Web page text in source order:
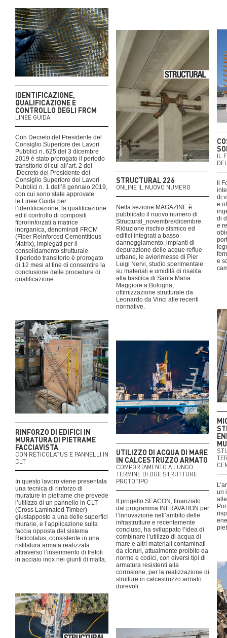
IDENTIFICAZIONE,
QUALIFICAZIONE E
CONTROLLO DEGLI FRCM
LINEE GUIDA
Con Decreto del Presidente del
Consiglio Superiore dei Lavori
Pubblici n. 625 del 3 dicembre
2019 è stato prorogato il periodo
transitorio di cui all’art. 2 del
Decreto del Presidente del
Consiglio Superiore dei Lavori
Pubblici n. 1 dell’8 gennaio 2019,
con cui sono state approvate
le Linee Guida per
l’identificazione, la qualificazione
ed il controllo di compositi
fibrorinforzati a matrice
inorganica, denominati FRCM
(Fiber Reinforced Cementitious
Matrix), impiegati per il
consolidamento strutturale.
Il periodo transitorio è prorogato
di 12 mesi al fine di consentire la
conclusione delle procedure di
qualificazione.
IL
Il
di
e
di
e
e
STRUCTURAL 226
ONLINE IL NUOVO NUMERO
Nella sezione MAGAZINE è
pubblicato il nuovo numero di
Structural_novembre/dicembre.
Riduzione rischio sismico ed
edifici integrati a basso
danneggiamento, impianti di
depurazione delle acque reflue
urbane, le aviorimesse di Pier
Luigi Nervi, studio sperimentale
su materiali e umidità di risalita
alla basilica di Santa Maria
Maggiore a Bologna,
ottimizzazione strutturale da
Leonardo da Vinci alle recenti
normative.
un
RINFORZO DI EDIFICI IN
MURATURA DI PIETRAME
FACCIAVISTA
CON RETICOLATUS E PANNELLI IN
CLT
In questo lavoro viene presentata
una tecnica di rinforzo di
murature in pietrame che prevede
l’utilizzo di un pannello in CLT
(Cross Laminated Timber)
giustapposto a una delle superfici
murarie, e l’applicazione sulla
faccia opposta del sistema
Reticolatus, consistente in una
ristilatura armata realizzata
attraverso l’inserimento di trefoli
in acciaio inox nei giunti di malta.
UTILIZZO DI ACQUA DI MARE
IN CALCESTRUZZO ARMATO
COMPORTAMENTO A LUNGO
TERMINE DI DUE STRUTTURE
PROTOTIPO
Il progetto SEACON, finanziato
dal programma INFRAVATION per
l’innovazione nell’ambito delle
infrastrutture e recentemente
concluso, ha sviluppato l’idea di
combinare l’utilizzo di acqua di
mare e altri materiali contaminati
da cloruri, attualmente proibito da
norme e codici, con diversi tipi di
armatura resistenti alla
corrosione, per la realizzazione di
strutture in calcestruzzo armato
durevoli.